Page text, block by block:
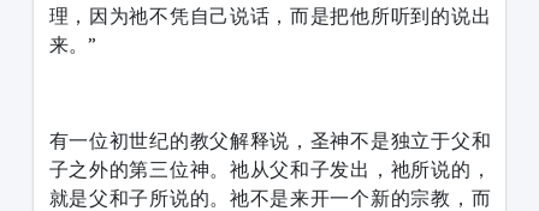
理，因为祂不凭自己说话，而是把他所听到的说出
来。”
有一位初世纪的教父解释说，圣神不是独立于父和
子之外的第三位神。祂从父和子发出，祂所说的，
就是父和子所说的。祂不是来开一个新的宗教，而